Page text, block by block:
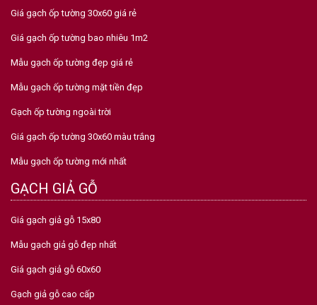
Giá gạch ốp tường 30x60 giá rẻ
Giá gạch ốp tường bao nhiêu 1m2
Mẫu gạch ốp tường đẹp giá rẻ
Mẫu gạch ốp tường mặt tiền đẹp
Gạch ốp tường ngoài trời
Giá gạch ốp tường 30x60 màu trắng
Mẫu gạch ốp tường mới nhất
GẠCH GIẢ GỖ
Giá gạch giả gỗ 15x80
Mẫu gạch giả gỗ đẹp nhất
Giá gạch giả gỗ 60x60
Gạch giả gỗ cao cấp